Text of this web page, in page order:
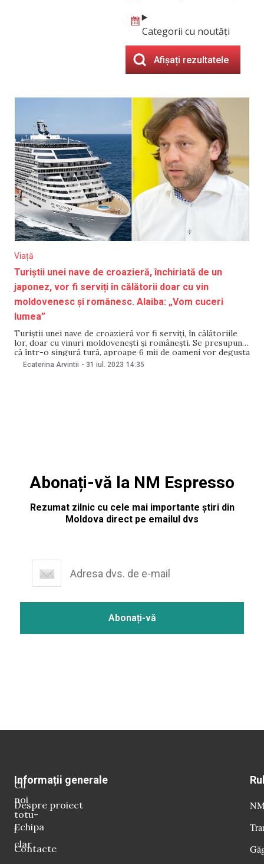
Categorii cu noutăți
Afișați rezultatele
Viață
Turiștii unei nave de croazieră, închiriată de un
japonez, vor fi serviți în călătorii doar cu vin
moldovenesc și românesc. Alaiba: „Vom cuceri
lumea”
Turiștii unei nave de croazieră vor fi serviți, în călătoriile
lor, doar cu vinuri moldovenești și românești. Se presupune
că într-o singură tură, aproape 6 mii de oameni vor degusta
din vinurile noastre, cifra ajungând la un total de peste 84
Ecaterina Arvintii - 31 iul. 2023 14:35
Abonați-vă la NM Espresso
Rezumat zilnic cu cele mai importante știri din
Moldova direct pe emailul dvs
Cu
noi
totu-
i
clar
Informații generale
Despre proiect
Echipa
Contacte